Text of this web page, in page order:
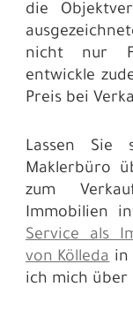
die
nicht nur
entwickle
Preis bei
Lassen Sie
Maklerbüro
zum
Immobilien
Service als
von Kölledain
ich mich über